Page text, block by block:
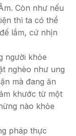
Còn như nếu
thì ta có thể
lắm, cứ nhịn
người khỏe
nghèo như ung
mà đang ăn
khước từ một
nào khỏe
pháp thực